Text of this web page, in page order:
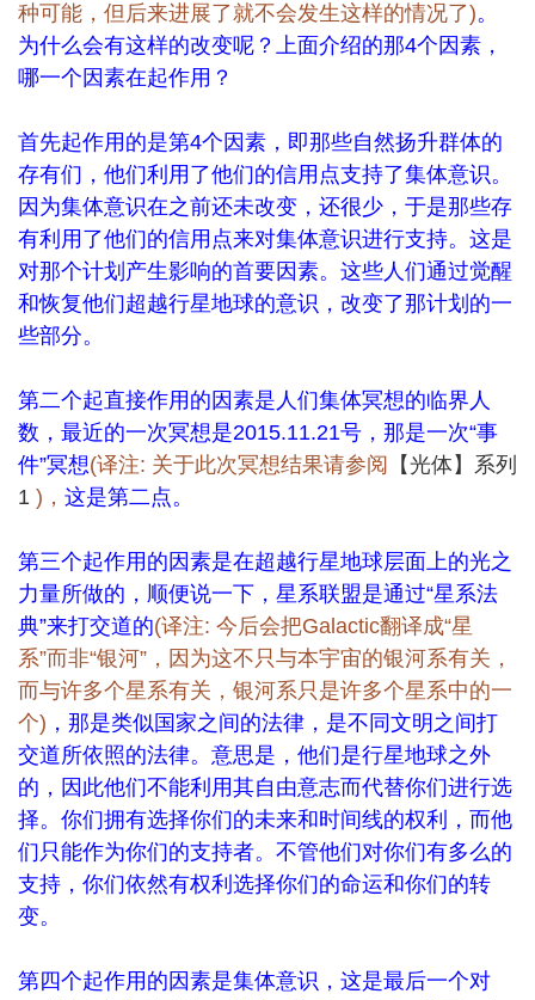
种可能，但后来进展了就不会发生这样的情况了)。
为什么会有这样的改变呢？上面介绍的那4个因素，
哪一个因素在起作用？
首先起作用的是第4个因素，即那些自然扬升群体的
存有们，他们利用了他们的信用点支持了集体意识。
因为集体意识在之前还未改变，还很少，于是那些存
有利用了他们的信用点来对集体意识进行支持。这是
对那个计划产生影响的首要因素。这些人们通过觉醒
和恢复他们超越行星地球的意识，改变了那计划的一
些部分。
第二个起直接作用的因素是人们集体冥想的临界人
数，最近的一次冥想是2015.11.21号，那是一次“事
件”冥想(译注: 关于此次冥想结果请参阅
【光体】系列
1 )， 这是第二点。
第三个起作用的因素是在超越行星地球层面上的光之
力量所做的，顺便说一下，星系联盟是通过“星系法
典”来打交道的(译注: 今后会把Galactic翻译成“星
系”而非“银河”，因为这不只与本宇宙的银河系有关，
而与许多个星系有关，银河系只是许多个星系中的一
个) ，那是类似国家之间的法律，是不同文明之间打
交道所依照的法律。意思是，他们是行星地球之外
的，因此他们不能利用其自由意志而代替你们进行选
择。你们拥有选择你们的未来和时间线的权利，而他
们只能作为你们的支持者。不管他们对你们有多么的
支持，你们依然有权利选择你们的命运和你们的转
变。
第四个起作用的因素是集体意识，这是最后一个对